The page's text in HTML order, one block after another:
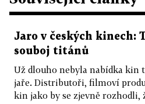
Jaro v českých kinech:
souboj titánů
Už dlouho nebyla nabídka kin
jaře. Distributoři, filmoví
kin jako by se zjevně rozhodli,